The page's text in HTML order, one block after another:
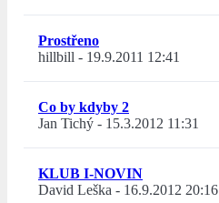
Prostřeno
hillbill - 19.9.2011 12:41
Co by kdyby 2
Jan Tichý - 15.3.2012 11:31
KLUB I-NOVIN
David Leška - 16.9.2012 20:16